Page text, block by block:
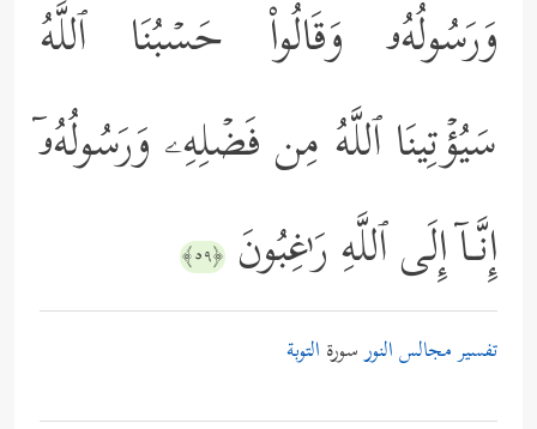
وَرَسُولُهُۥ وَقَالُواْ حَسۡبُنَا ٱللَّهُ
سَیُؤۡتِینَا ٱللَّهُ مِن فَضۡلِهِۦ وَرَسُولُهُۥۤ
إِنَّـاۤ إِلَى ٱللَّهِ رَ ٰ⁠غِبُونَ ﴿٥٩﴾
تفسير مجالس النورسورة التوبة